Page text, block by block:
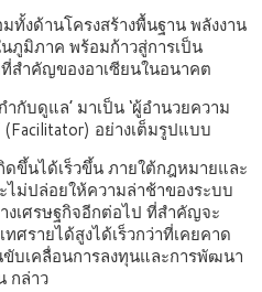
ทั้งด้านโครงสร้างพื้นฐาน พลังงาน
ภูมิภาค พร้อมก้าวสู่การเป็น
สำคัญของอาเซียนในอนาคต
กับดูแล’ มาเป็น ‘ผู้อำนวยความ
อย่างเต็มรูปแบบ
ดขึ้นได้เร็วขึ้น ภายใต้กฎหมายและ
ไม่ปล่อยให้ความล่าช้าของระบบ
งเศรษฐกิจอีกต่อไป ที่สำคัญจะ
ศรายได้สูงได้เร็วกว่าที่เคยคาด
บเคลื่อนการลงทุนและการพัฒนา
กล่าว